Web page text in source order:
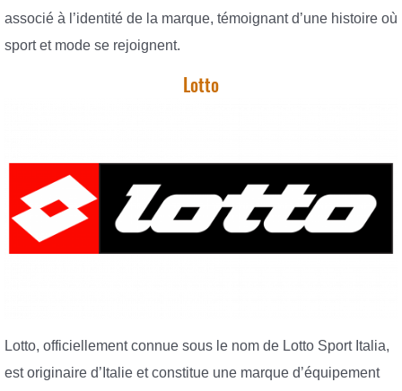
associé à l’identité de la marque, témoignant d’une histoire où
sport et mode se rejoignent.
Lotto
Lotto, officiellement connue sous le nom de Lotto Sport Italia,
est originaire d’Italie et constitue une marque d’équipement